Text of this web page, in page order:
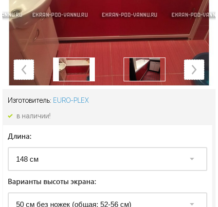
Изготовитель: EURO-PLEX
в наличии!
Длина:
Варианты высоты экрана: